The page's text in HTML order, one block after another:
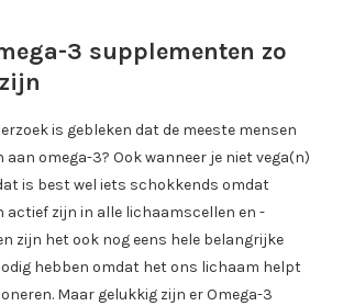
3 supplementen zo
is gebleken dat de meeste mensen
omega-3? Ook wanneer je niet vega(n)
is best wel iets schokkends omdat
actief zijn in alle lichaamscellen en -
zijn het ook nog eens hele belangrijke
hebben omdat het ons lichaam helpt
Maar gelukkig zijn er Omega-3